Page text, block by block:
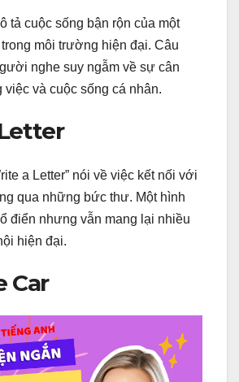
tả cuộc sống bận rộn của một
môi trường hiện đại. Câu
nghe suy ngẫm về sự cân
việc và cuộc sống cá nhân.
a Letter” nói về việc kết nối với
qua những bức thư. Một hình
điển nhưng vẫn mang lại nhiều
hiện đại.
Car